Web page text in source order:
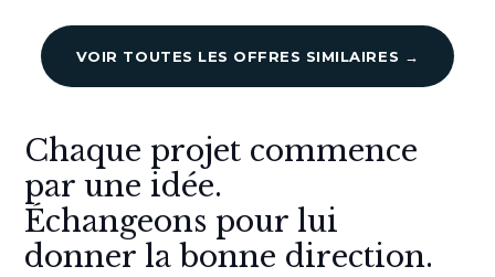
VOIR TOUTES LES OFFRES SIMILAIRES →
Chaque projet commence
par une idée.
Échangeons pour lui
donner la bonne direction.